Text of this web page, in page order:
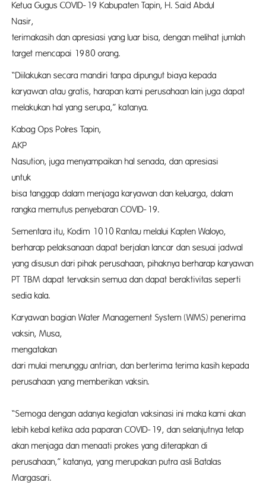
Ketua Gugus COVID-19 Kabupaten Tapin, H. Said Abdul
Nasir,
terimakasih dan apresiasi yang luar bisa, dengan melihat jumlah
target mencapai 1980 orang.
“Diilakukan secara mandiri tanpa dipungut biaya kepada
karyawan atau gratis, harapan kami perusahaan lain juga dapat
melakukan hal yang serupa,” katanya.
Kabag Ops Polres Tapin,
AKP
Nasution, juga menyampaikan hal senada, dan apresiasi
untuk
bisa tanggap dalam menjaga karyawan dan keluarga, dalam
rangka memutus penyebaran COVID-19.
Sementara itu, Kodim 1010 Rantau melalui Kapten Waloyo,
berharap pelaksanaan dapat berjalan lancar dan sesuai jadwal
yang disusun dari pihak perusahaan, pihaknya berharap karyawan
PT TBM dapat tervaksin semua dan dapat beraktivitas seperti
sedia kala.
Karyawan bagian Water Management System (WMS) penerima
vaksin, Musa,
mengatakan
dari mulai menunggu antrian, dan berterima terima kasih kepada
perusahaan yang memberikan vaksin.
“Semoga dengan adanya kegiatan vaksinasi ini maka kami akan
lebih kebal ketika ada paparan COVID-19, dan selanjutnya tetap
akan menjaga dan menaati prokes yang diterapkan di
perusahaan,” katanya, yang merupakan putra asli Batalas
Margasari.